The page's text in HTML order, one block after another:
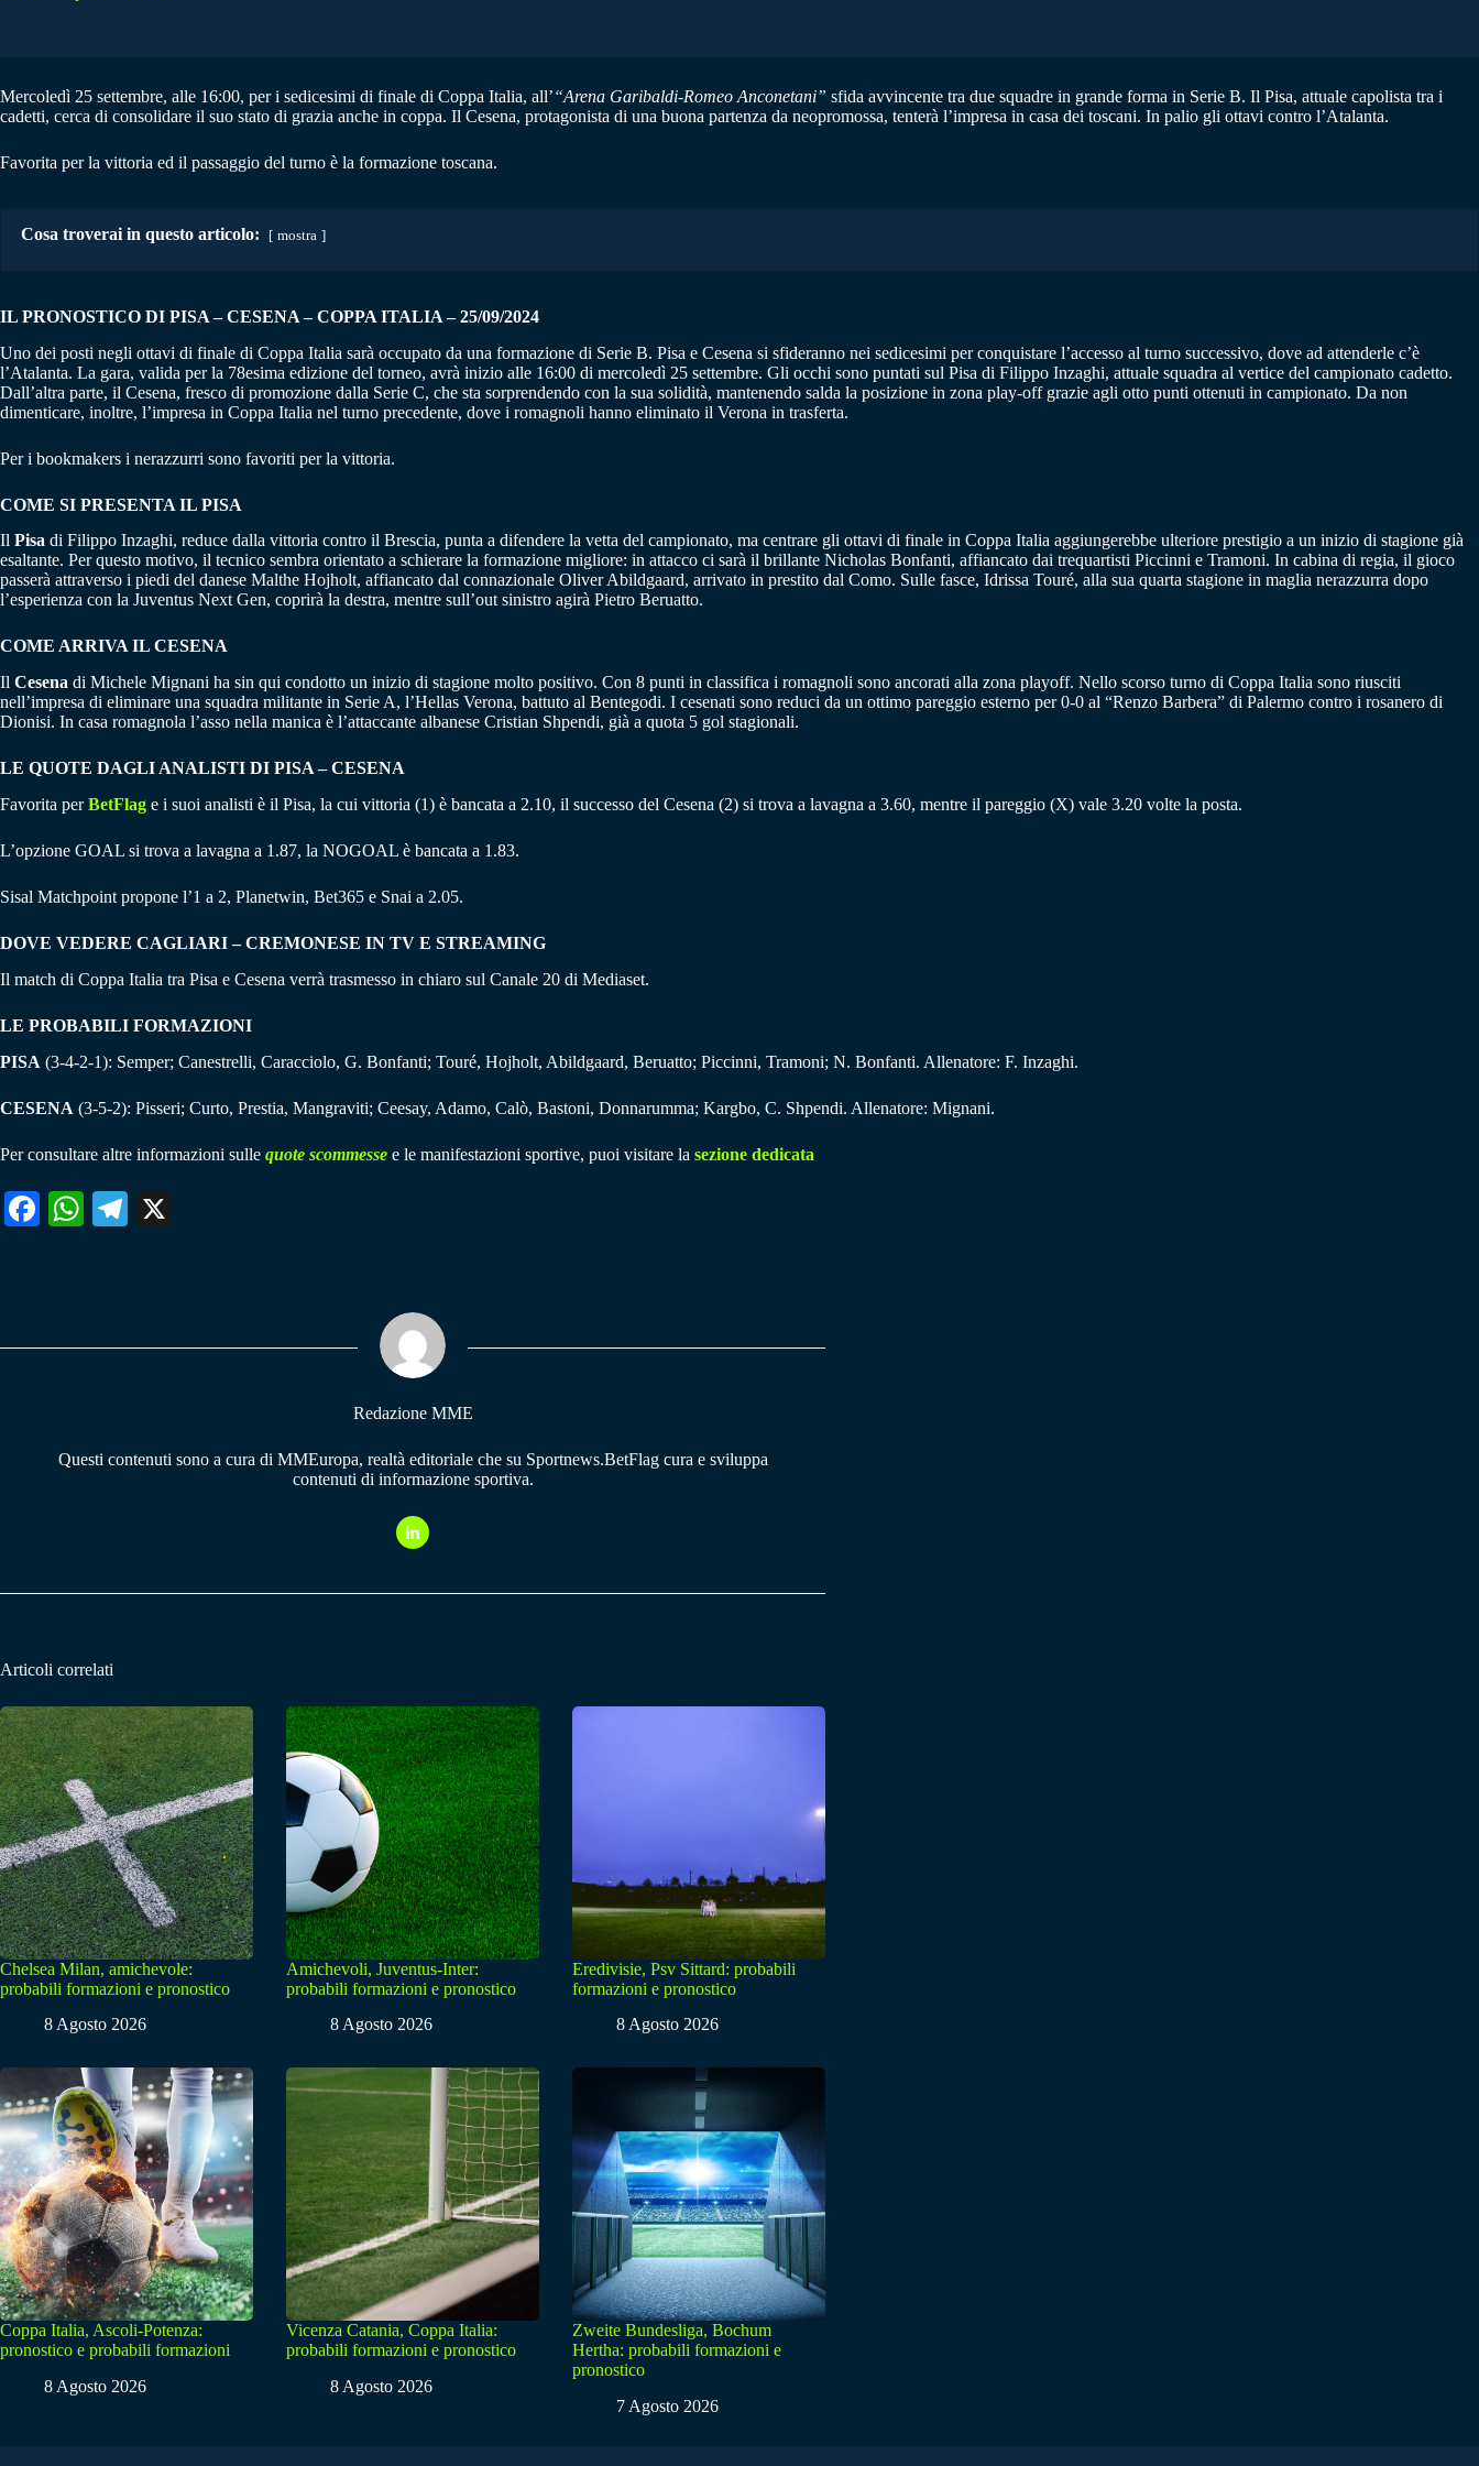
Mercoledì 25 settembre, alle 16:00, per i sedicesimi di finale di Coppa Italia, all’“Arena Garibaldi-Romeo Anconetani” sfida avvincente tra due squadre in grande forma in Serie B. Il Pisa, attuale capolista tra i
cadetti, cerca di consolidare il suo stato di grazia anche in coppa. Il Cesena, protagonista di una buona partenza da neopromossa, tenterà l’impresa in casa dei toscani. In palio gli ottavi contro l’Atalanta.
Favorita per la vittoria ed il passaggio del turno è la formazione toscana.
Cosa troverai in questo articolo: mostra
IL PRONOSTICO DI PISA – CESENA – COPPA ITALIA – 25/09/2024
Uno dei posti negli ottavi di finale di Coppa Italia sarà occupato da una formazione di Serie B. Pisa e Cesena si sfideranno nei sedicesimi per conquistare l’accesso al turno successivo, dove ad attenderle c’è
l’Atalanta. La gara, valida per la 78esima edizione del torneo, avrà inizio alle 16:00 di mercoledì 25 settembre. Gli occhi sono puntati sul Pisa di Filippo Inzaghi, attuale squadra al vertice del campionato cadetto.
Dall’altra parte, il Cesena, fresco di promozione dalla Serie C, che sta sorprendendo con la sua solidità, mantenendo salda la posizione in zona play-off grazie agli otto punti ottenuti in campionato. Da non
dimenticare, inoltre, l’impresa in Coppa Italia nel turno precedente, dove i romagnoli hanno eliminato il Verona in trasferta.
Per i bookmakers i nerazzurri sono favoriti per la vittoria.
COME SI PRESENTA IL PISA
Il Pisa di Filippo Inzaghi, reduce dalla vittoria contro il Brescia, punta a difendere la vetta del campionato, ma centrare gli ottavi di finale in Coppa Italia aggiungerebbe ulteriore prestigio a un inizio di stagione già
esaltante. Per questo motivo, il tecnico sembra orientato a schierare la formazione migliore: in attacco ci sarà il brillante Nicholas Bonfanti, affiancato dai trequartisti Piccinni e Tramoni. In cabina di regia, il gioco
passerà attraverso i piedi del danese Malthe Hojholt, affiancato dal connazionale Oliver Abildgaard, arrivato in prestito dal Como. Sulle fasce, Idrissa Touré, alla sua quarta stagione in maglia nerazzurra dopo
l’esperienza con la Juventus Next Gen, coprirà la destra, mentre sull’out sinistro agirà Pietro Beruatto.
COME ARRIVA IL CESENA
Il Cesena di Michele Mignani ha sin qui condotto un inizio di stagione molto positivo. Con 8 punti in classifica i romagnoli sono ancorati alla zona playoff. Nello scorso turno di Coppa Italia sono riusciti
nell’impresa di eliminare una squadra militante in Serie A, l’Hellas Verona, battuto al Bentegodi. I cesenati sono reduci da un ottimo pareggio esterno per 0-0 al “Renzo Barbera” di Palermo contro i rosanero di
Dionisi. In casa romagnola l’asso nella manica è l’attaccante albanese Cristian Shpendi, già a quota 5 gol stagionali.
LE QUOTE DAGLI ANALISTI DI PISA – CESENA
Favorita perBetFlag e i suoi analisti è il Pisa, la cui vittoria (1) è bancata a 2.10, il successo del Cesena (2) si trova a lavagna a 3.60, mentre il pareggio (X) vale 3.20 volte la posta.
L’opzione GOAL si trova a lavagna a 1.87, la NOGOAL è bancata a 1.83.
Sisal Matchpoint propone l’1 a 2, Planetwin, Bet365 e Snai a 2.05.
DOVE VEDERE CAGLIARI – CREMONESE IN TV E STREAMING
Il match di Coppa Italia tra Pisa e Cesena verrà trasmesso in chiaro sul Canale 20 di Mediaset.
LE PROBABILI FORMAZIONI
PISA (3-4-2-1): Semper; Canestrelli, Caracciolo, G. Bonfanti; Touré, Hojholt, Abildgaard, Beruatto; Piccinni, Tramoni; N. Bonfanti. Allenatore: F. Inzaghi.
CESENA (3-5-2): Pisseri; Curto, Prestia, Mangraviti; Ceesay, Adamo, Calò, Bastoni, Donnarumma; Kargbo, C. Shpendi. Allenatore: Mignani.
Per consultare altre informazioni sulle quote scommesse e le manifestazioni sportive, puoi visitare la sezione dedicata
Fa W
pp
Te
m
Redazione MME
Questi contenuti sono a cura di MMEuropa, realtà editoriale che su Sportnews.BetFlag cura e sviluppa
contenuti di informazione sportiva.
Articoli correlati
Chelsea Milan, amichevole:
probabili formazioni e pronostico
8 Agosto 2026
Amichevoli, Juventus-Inter:
probabili formazioni e pronostico
8 Agosto 2026
Eredivisie, Psv Sittard: probabili
formazioni e pronostico
8 Agosto 2026
Coppa Italia, Ascoli-Potenza:
pronostico e probabili formazioni
8 Agosto 2026
Vicenza Catania, Coppa Italia:
probabili formazioni e pronostico
8 Agosto 2026
Zweite Bundesliga, Bochum
Hertha: probabili formazioni e
pronostico
7 Agosto 2026